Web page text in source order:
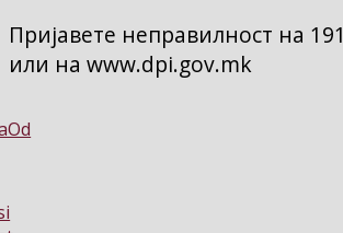
Пријавете неправилност на 191
или на www.dpi.gov.mk